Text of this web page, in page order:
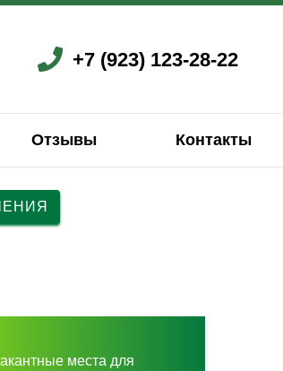
+7 (923) 123-28-22
Отзывы Контакты
места для